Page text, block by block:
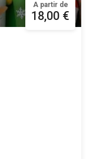
A partir de
18,00 €